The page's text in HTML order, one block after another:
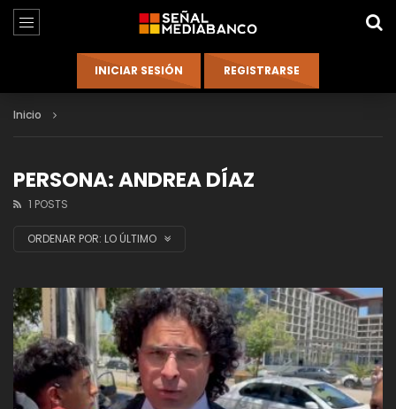
Inicio
PERSONA: ANDREA DÍAZ
1 POSTS
ORDENAR POR: LO ÚLTIMO